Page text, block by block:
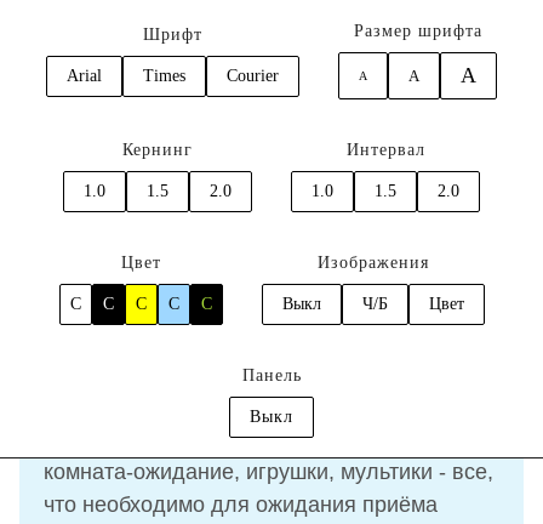
Шрифт
Arial Times Courier
Размер шрифта
A A A
Кернинг
1.0 1.5 2.0
Интервал
1.0 1.5 2.0
Цвет
C C C C C
Изображения
Выкл Ч/Б Цвет
Панель
Выкл
Главная Отзывы Фомин Иван
ОтзывФомин Иван
Детская стоматология
комната-ожидание, игрушки, мультики - все,
что необходимо для ожидания приёма